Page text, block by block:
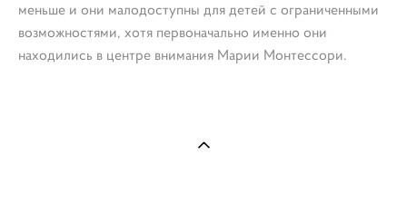
меньше и они малодоступны для детей с ограниченными
возможностями, хотя первоначально именно они
находились в центре внимания Марии Монтессори.